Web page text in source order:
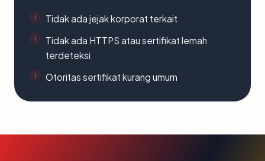
Tidak ada jejak korporat terkait
Tidak ada HTTPS atau sertifikat lemah
terdeteksi
Otoritas sertifikat kurang umum